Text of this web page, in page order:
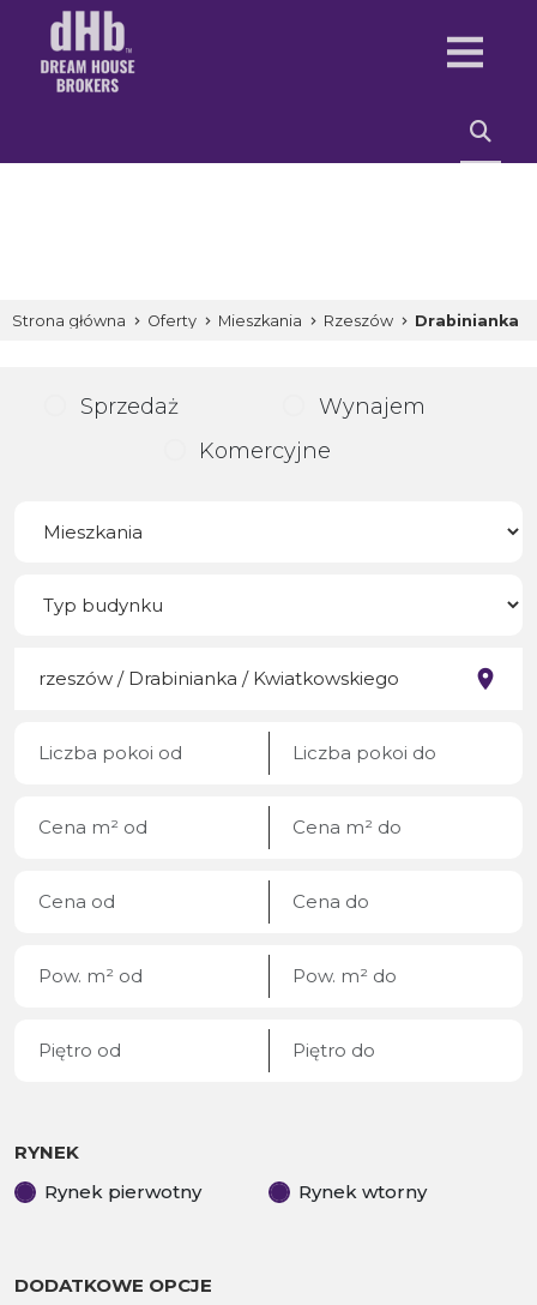
Strona główna Oferty Mieszkania Rzeszów Drabinianka
Sprzedaż
Wynajem
Komercyjne
RYNEK
Rynek pierwotny
Rynek wtorny
DODATKOWE OPCJE